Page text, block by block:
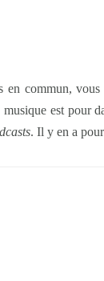
commun,
est pour
. Il y en a